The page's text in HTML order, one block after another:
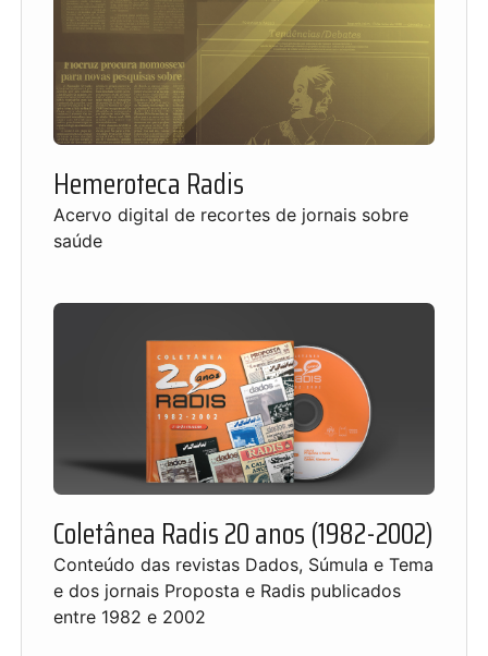
Hemeroteca Radis
Acervo digital de recortes de jornais sobre
saúde
Coletânea Radis 20 anos (1982-2002)
Conteúdo das revistas Dados, Súmula e Tema
e dos jornais Proposta e Radis publicados
entre 1982 e 2002